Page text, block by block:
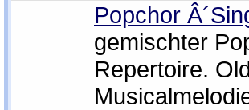
Popchor
gemischter
Repertoire.